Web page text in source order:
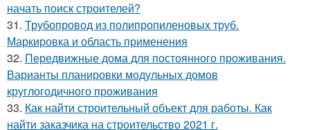
начать поиск строителей?
31. Трубопровод из полипропиленовых труб.
Маркировка и область применения
32. Передвижные дома для постоянного проживания.
Варианты планировки модульных домов
круглогодичного проживания
33. Как найти строительный объект для работы. Как
найти заказчика на строительство 2021 г.